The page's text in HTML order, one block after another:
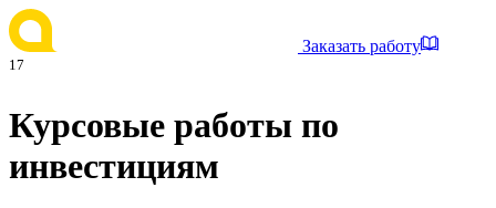
Заказать работу
17
Курсовые работы по
инвестициям